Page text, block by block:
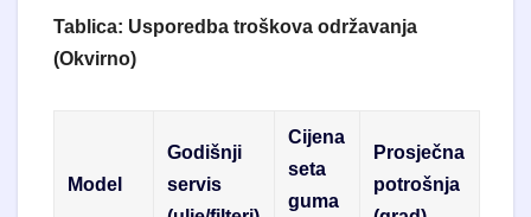
Tablica: Usporedba troškova održavanja
(Okvirno)
Model
Godišnji
servis
Cijena
seta
guma
Prosječna
potrošnja